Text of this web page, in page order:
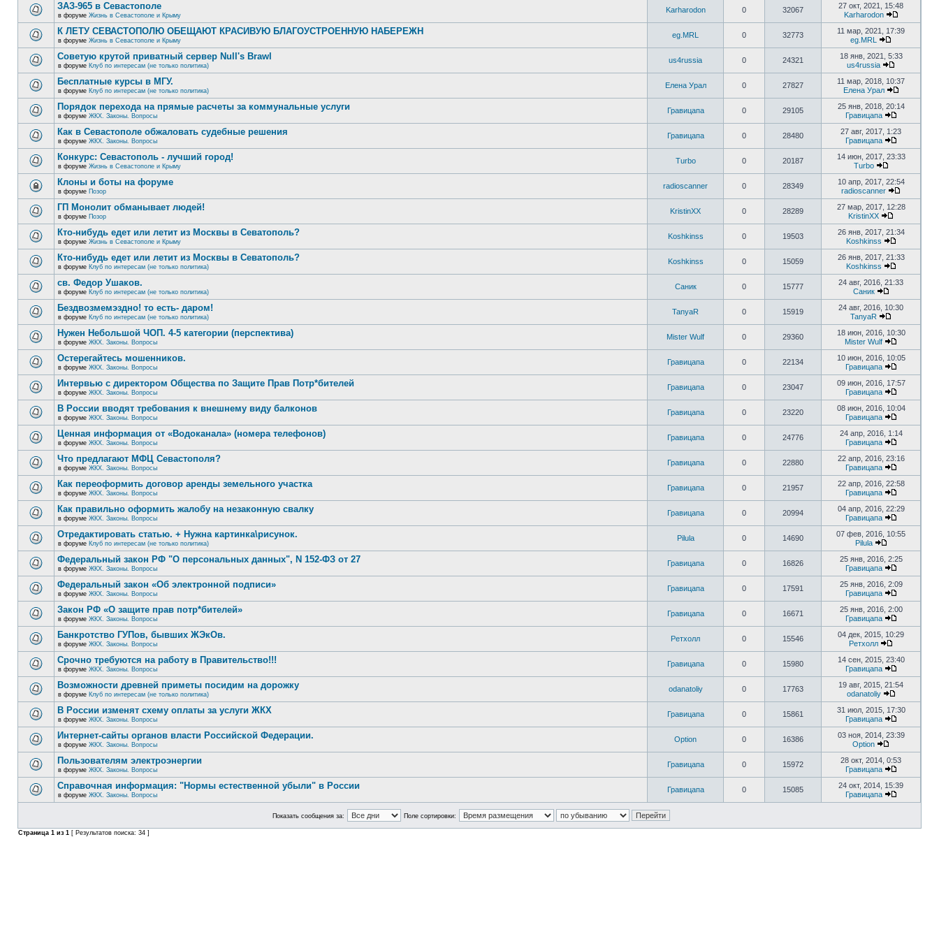
ЗАЗ-965 в Севастополе
в форуме Жизнь в Севастополе и Крыму
Karharodon 0 32067
27 окт, 2021, 15:48
Karharodon
К ЛЕТУ СЕВАСТОПОЛЮ ОБЕЩАЮТ КРАСИВУЮ БЛАГОУСТРОЕННУЮ НАБЕРЕЖН
в форуме Жизнь в Севастополе и Крыму
eg.MRL 0 32773
11 мар, 2021, 17:39
eg.MRL
Советую крутой приватный сервер Null's Brawl
в форуме Клуб по интересам (не только политика)
us4russia 0 24321
18 янв, 2021, 5:33
us4russia
Бесплатные курсы в МГУ.
в форуме Клуб по интересам (не только политика)
Елена Урал 0 27827
11 мар, 2018, 10:37
Елена Урал
Порядок перехода на прямые расчеты за коммунальные услуги
в форуме ЖКХ. Законы. Вопросы
Гравицапа 0 29105
25 янв, 2018, 20:14
Гравицапа
Как в Севастополе обжаловать судебные решения
в форуме ЖКХ. Законы. Вопросы
Гравицапа 0 28480
27 авг, 2017, 1:23
Гравицапа
Конкурс: Севастополь - лучший город!
в форуме Жизнь в Севастополе и Крыму
Turbo 0 20187
14 июн, 2017, 23:33
Turbo
Клоны и боты на форуме
в форуме Позор
radioscanner 0 28349
10 апр, 2017, 22:54
radioscanner
ГП Монолит обманывает людей!
в форуме Позор
KristinXX 0 28289
27 мар, 2017, 12:28
KristinXX
Кто-нибудь едет или летит из Москвы в Севатополь?
в форуме Жизнь в Севастополе и Крыму
Koshkinss 0 19503
26 янв, 2017, 21:34
Koshkinss
Кто-нибудь едет или летит из Москвы в Севатополь?
в форуме Клуб по интересам (не только политика)
Koshkinss 0 15059
26 янв, 2017, 21:33
Koshkinss
св. Федор Ушаков.
в форуме Клуб по интересам (не только политика)
Саник 0 15777
24 авг, 2016, 21:33
Саник
Бездвозмемэздно! то есть- даром!
в форуме Клуб по интересам (не только политика)
TanyaR 0 15919
24 авг, 2016, 10:30
TanyaR
Нужен Небольшой ЧОП. 4-5 категории (перспектива)
в форуме ЖКХ. Законы. Вопросы
Mister Wulf 0 29360
18 июн, 2016, 10:30
Mister Wulf
Остерегайтесь мошенников.
в форуме ЖКХ. Законы. Вопросы
Гравицапа 0 22134
10 июн, 2016, 10:05
Гравицапа
Интервью с директором Общества по Защите Прав Потр*бителей
в форуме ЖКХ. Законы. Вопросы
Гравицапа 0 23047
09 июн, 2016, 17:57
Гравицапа
В России вводят требования к внешнему виду балконов
в форуме ЖКХ. Законы. Вопросы
Гравицапа 0 23220
08 июн, 2016, 10:04
Гравицапа
Ценная информация от «Водоканала» (номера телефонов)
в форуме ЖКХ. Законы. Вопросы
Гравицапа 0 24776
24 апр, 2016, 1:14
Гравицапа
Что предлагают МФЦ Севастополя?
в форуме ЖКХ. Законы. Вопросы
Гравицапа 0 22880
22 апр, 2016, 23:16
Гравицапа
Как переоформить договор аренды земельного участка
в форуме ЖКХ. Законы. Вопросы
Гравицапа 0 21957
22 апр, 2016, 22:58
Гравицапа
Как правильно оформить жалобу на незаконную свалку
в форуме ЖКХ. Законы. Вопросы
Гравицапа 0 20994
04 апр, 2016, 22:29
Гравицапа
Отредактировать статью. + Нужна картинка\рисунок.
в форуме Клуб по интересам (не только политика)
Pilula 0 14690
07 фев, 2016, 10:55
Pilula
Федеральный закон РФ "О персональных данных", N 152-ФЗ от 27
в форуме ЖКХ. Законы. Вопросы
Гравицапа 0 16826
25 янв, 2016, 2:25
Гравицапа
Федеральный закон «Об электронной подписи»
в форуме ЖКХ. Законы. Вопросы
Гравицапа 0 17591
25 янв, 2016, 2:09
Гравицапа
Закон РФ «О защите прав потр*бителей»
в форуме ЖКХ. Законы. Вопросы
Гравицапа 0 16671
25 янв, 2016, 2:00
Гравицапа
Банкротство ГУПов, бывших ЖЭкОв.
в форуме ЖКХ. Законы. Вопросы
Ретхолл 0 15546
04 дек, 2015, 10:29
Ретхолл
Срочно требуются на работу в Правительство!!!
в форуме ЖКХ. Законы. Вопросы
Гравицапа 0 15980
14 сен, 2015, 23:40
Гравицапа
Возможности древней приметы посидим на дорожку
в форуме Клуб по интересам (не только политика)
odanatoliy 0 17763
19 авг, 2015, 21:54
odanatoliy
В России изменят схему оплаты за услуги ЖКХ
в форуме ЖКХ. Законы. Вопросы
Гравицапа 0 15861
31 июл, 2015, 17:30
Гравицапа
Интернет-сайты органов власти Российской Федерации.
в форуме ЖКХ. Законы. Вопросы
Option 0 16386
03 ноя, 2014, 23:39
Option
Пользователям электроэнергии
в форуме ЖКХ. Законы. Вопросы
Гравицапа 0 15972
28 окт, 2014, 0:53
Гравицапа
Справочная информация: "Нормы естественной убыли" в России
в форуме ЖКХ. Законы. Вопросы
Гравицапа 0 15085
24 окт, 2014, 15:39
Гравицапа
Показать сообщения за: Поле сортировки:
Страница 1 из 1 [ Результатов поиска: 34 ]